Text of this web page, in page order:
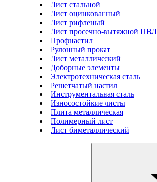
Лист стальной
Лист оцинкованный
Лист рифленый
Лист просечно-вытяжной ПВЛ
Профнастил
Рулонный прокат
Лист металлический
Доборные элементы
Электротехническая сталь
Решетчатый настил
Инструментальная сталь
Износостойкие листы
Плита металлическая
Полимерный лист
Лист биметаллический